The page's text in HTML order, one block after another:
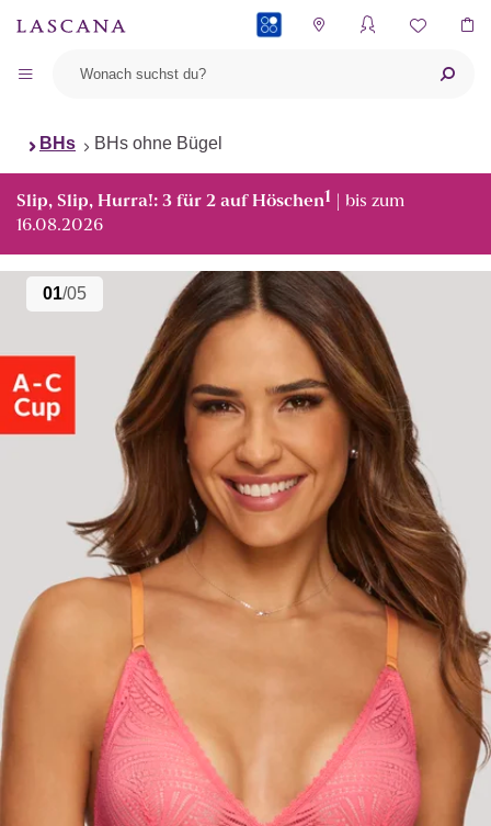
BHs BHs ohne Bügel
Slip, Slip, Hurra!: 3 für 2 auf Höschen1 | bis zum
16.08.2026
01/05